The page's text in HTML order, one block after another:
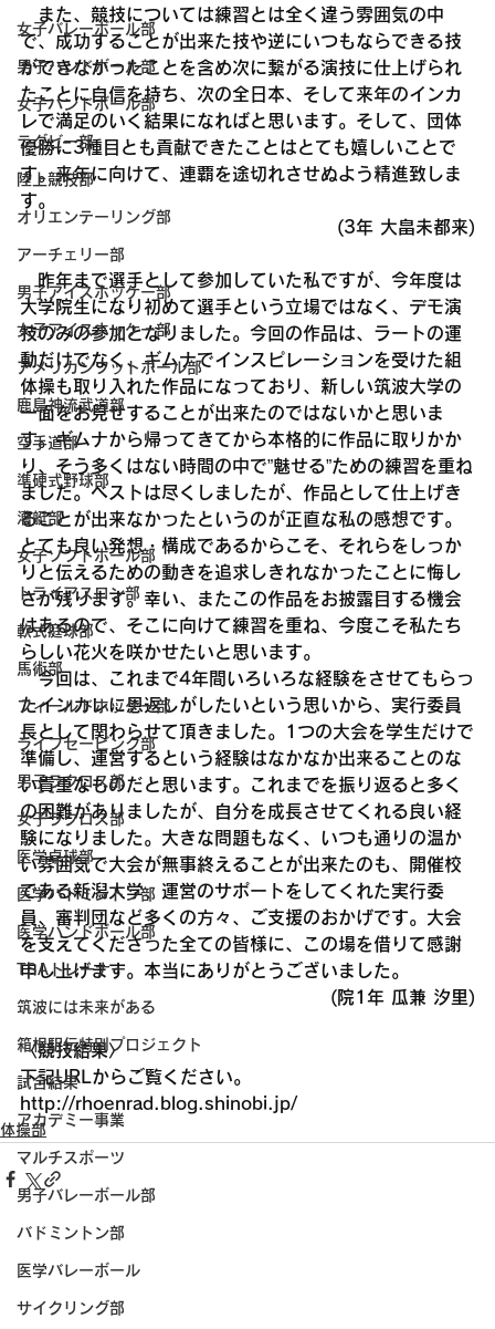
女子バレーボール部
男子ハンドボール部
女子ハンドボール部
ラグビー部
陸上競技部
オリエンテーリング部
アーチェリー部
男子アイスホッケー部
女子アイスホッケー部
アメリカンフットボール部
鹿島神流武道部
空手道部
準硬式野球部
漕艇部
女子ソフトボール部
トライアスロン部
軟式庭球部
馬術部
フィールドホッケー部
ライフセービング部
男子ラクロス部
女子ラクロス部
医学卓球部
医学バドミントン部
医学ハンドボール部
TSAトレーナー
筑波には未来がある
箱根駅伝特別プロジェクト
試合結果
アカデミー事業
マルチスポーツ
男子バレーボール部
バドミントン部
医学バレーボール
サイクリング部
また、競技については練習とは全く違う雰囲気の中
で、成功することが出来た技や逆にいつもならできる技
ができなかったことを含め次に繋がる演技に仕上げられ
たことに自信を持ち、次の全日本、そして来年のインカ
レで満足のいく結果になればと思います。そして、団体
優勝に3種目とも貢献できたことはとても嬉しいことで
す。来年に向けて、連覇を途切れさせぬよう精進致しま
す。
(3年 大畠未都来)
昨年まで選手として参加していた私ですが、今年度は
大学院生になり初めて選手という立場ではなく、デモ演
技のみの参加となりました。今回の作品は、ラートの運
動だけでなく、ギムナでインスピレーションを受けた組
体操も取り入れた作品になっており、新しい筑波大学の
一面をお見せすることが出来たのではないかと思いま
す。ギムナから帰ってきてから本格的に作品に取りかか
り、そう多くはない時間の中で”魅せる”ための練習を重ね
ました。ベストは尽くしましたが、作品として仕上げき
ることが出来なかったというのが正直な私の感想です。
とても良い発想・構成であるからこそ、それらをしっか
りと伝えるための動きを追求しきれなかったことに悔し
さが残ります。幸い、またこの作品をお披露目する機会
はあるので、そこに向けて練習を重ね、今度こそ私たち
らしい花火を咲かせたいと思います。
今回は、これまで4年間いろいろな経験をさせてもらっ
たインカレに恩返しがしたいという思いから、実行委員
長として関わらせて頂きました。1つの大会を学生だけで
準備し、運営するという経験はなかなか出来ることのな
い貴重なものだと思います。これまでを振り返ると多く
の困難がありましたが、自分を成長させてくれる良い経
験になりました。大きな問題もなく、いつも通りの温か
い雰囲気で大会が無事終えることが出来たのも、開催校
である新潟大学、運営のサポートをしてくれた実行委
員、審判団など多くの方々、ご支援のおかげです。大会
を支えてくださった全ての皆様に、この場を借りて感謝
申し上げます。本当にありがとうございました。
(院1年 瓜兼 汐里)
〈競技結果〉
下記URLからご覧ください。
http://rhoenrad.blog.shinobi.jp/
体操部